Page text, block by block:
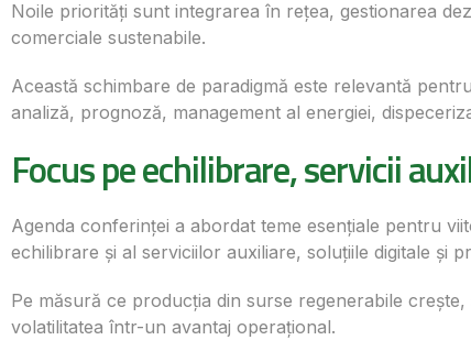
Noile priorități sunt integrarea în rețea, gestionarea
comerciale sustenabile.
Această schimbare de paradigmă este relevantă
analiză, prognoză, management al energiei,
Focus pe echilibrare, servicii
Agenda conferinței a abordat teme esențiale pentru
echilibrare și al serviciilor auxiliare, soluțiile digitale și
Pe măsură ce producția din surse regenerabile
volatilitatea într-un avantaj operațional.